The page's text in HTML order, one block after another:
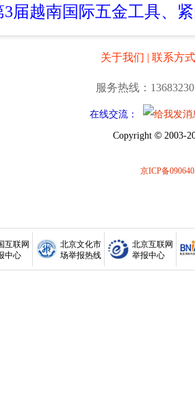
3届越南国际五金工具、
关于我们 | 联系方式
服务热线：
在线交流：
Copyright © 2003-
京ICP备
互联网
中心
北京文化市
场举报热线
北京互联网
举报中心